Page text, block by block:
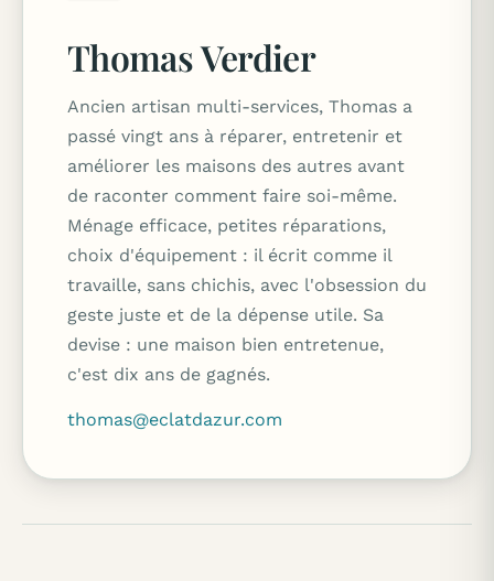
Thomas Verdier
Ancien artisan multi-services, Thomas a
passé vingt ans à réparer, entretenir et
améliorer les maisons des autres avant
de raconter comment faire soi-même.
Ménage efficace, petites réparations,
choix d'équipement : il écrit comme il
travaille, sans chichis, avec l'obsession du
geste juste et de la dépense utile. Sa
devise : une maison bien entretenue,
c'est dix ans de gagnés.
thomas@eclatdazur.com